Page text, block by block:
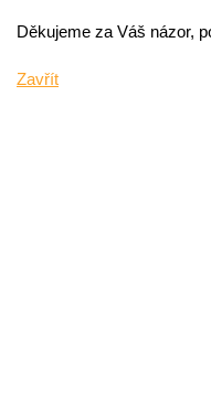
Děkujeme za Váš názor,
Zavřít